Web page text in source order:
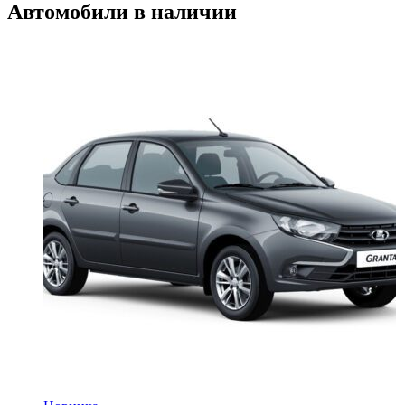
Автомобили в наличии